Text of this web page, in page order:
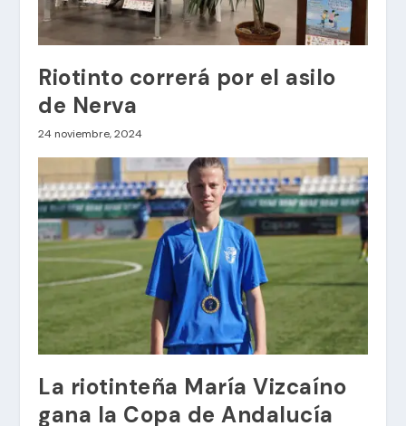
Riotinto correrá por el asilo
de Nerva
24 noviembre, 2024
La riotinteña María Vizcaíno
gana la Copa de Andalucía